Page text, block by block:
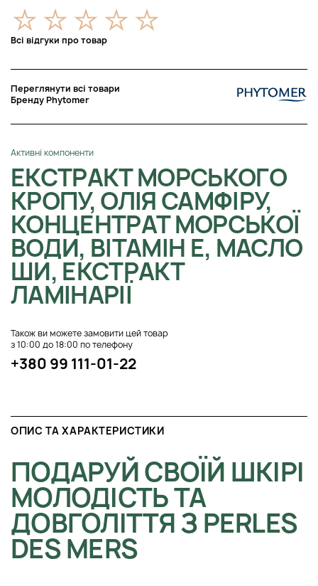
Всі відгуки про товар
Переглянути всі товари
Бренду Phytomer
Активні компоненти
ЕКСТРАКТ МОРСЬКОГО
КРОПУ, ОЛІЯ САМФІРУ,
КОНЦЕНТРАТ МОРСЬКОЇ
ВОДИ, ВІТАМІН Е, МАСЛО
ШИ, ЕКСТРАКТ
ЛАМІНАРІЇ
Також ви можете замовити цей товар
з 10:00 до 18:00 по телефону
+380 99 111-01-22
ОПИС ТА ХАРАКТЕРИСТИКИ
ПОДАРУЙ СВОЇЙ ШКІРІ
МОЛОДІСТЬ ТА
ДОВГОЛІТТЯ З PERLES
DES MERS